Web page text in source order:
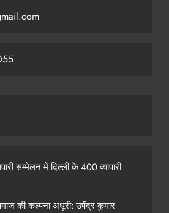
सम्मेलन में दिल्ली के 400 व्यापारी
की कल्पना अधूरी: उपेंद्र कुमार